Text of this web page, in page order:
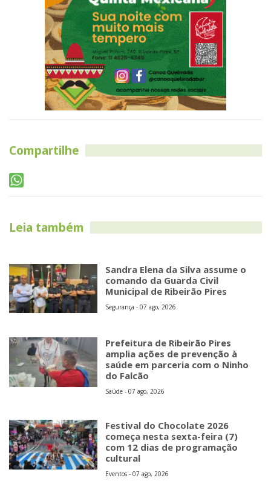
Compartilhe
Leia também
Sandra Elena da Silva assume o
comando da Guarda Civil
Municipal de Ribeirão Pires
Segurança - 07 ago, 2026
Prefeitura de Ribeirão Pires
amplia ações de prevenção à
saúde em parceria com o Ninho
do Falcão
Saúde - 07 ago, 2026
Festival do Chocolate 2026
começa nesta sexta-feira (7)
com 12 dias de programação
cultural
Eventos - 07 ago, 2026